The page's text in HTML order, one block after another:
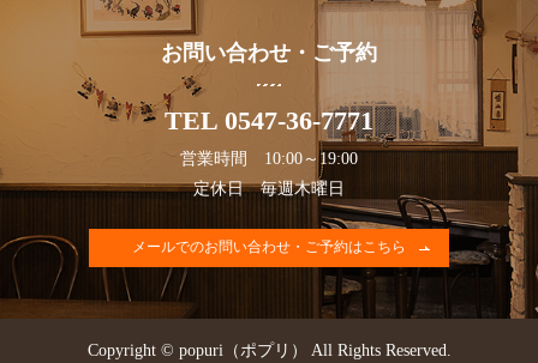
お問い合わせ・ご予約
TEL 0547-36-7771
営業時間 10:00～19:00
定休日 毎週木曜日
メールでのお問い合わせ・ご予約はこちら
Copyright © popuri（ポプリ） All Rights Reserved.